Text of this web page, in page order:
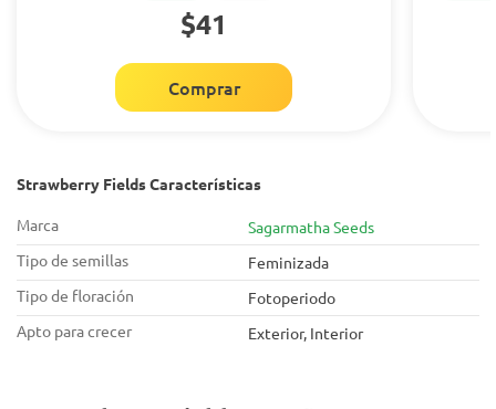
$41
Comprar
Strawberry Fields Características
Marca
Sagarmatha Seeds
Tipo de semillas
Feminizada
Tipo de floración
Fotoperiodo
Apto para crecer
Exterior, Interior